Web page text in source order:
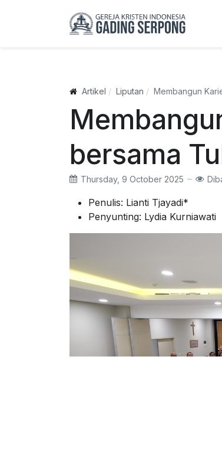
Artikel Liputan Membangun
bersama
Thursday, 9 October 2025
Penulis: Lianti Tjayadi*
Penyunting: Lydia Kurniawati